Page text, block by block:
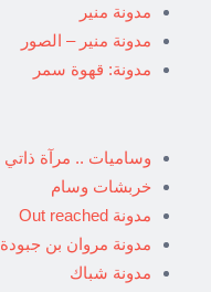
مدونة منير
مدونة منير – الصور
مدونة: قهوة سمر
وساميات .. مرآة ذاتي
خربشات وسام
مدونة Out reached
مدونة مروان بن جبودة
مدونة شباك